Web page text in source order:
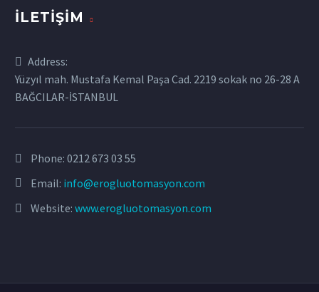
İLETIŞIM
Address:
Yüzyıl mah. Mustafa Kemal Paşa Cad. 2219 sokak no 26-28 A
BAĞCILAR-İSTANBUL
Phone: 0212 673 03 55
Email: info@erogluotomasyon.com
Website: www.erogluotomasyon.com